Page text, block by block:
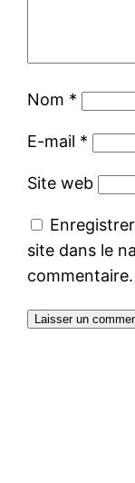
Nom *
E-mail *
Site web
site dans le
commentaire.